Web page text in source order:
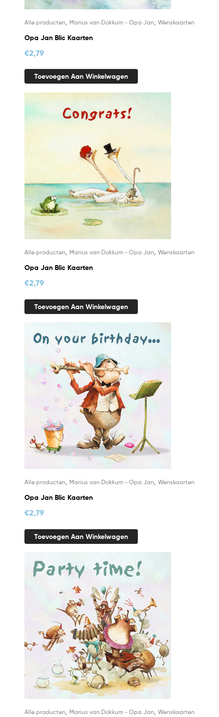
Alle producten Marius van Dokkum - Opa Jan Wenskaarten
Opa Jan Blic Kaarten
€2,79
Toevoegen Aan Winkelwagen
Alle producten Marius van Dokkum - Opa Jan Wenskaarten
Opa Jan Blic Kaarten
€2,79
Toevoegen Aan Winkelwagen
Alle producten Marius van Dokkum - Opa Jan Wenskaarten
Opa Jan Blic Kaarten
€2,79
Toevoegen Aan Winkelwagen
Alle producten Marius van Dokkum - Opa Jan Wenskaarten